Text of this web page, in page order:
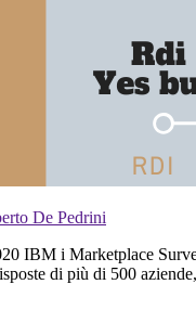
De Pedrini
IBM i Marketplace
di più di 500